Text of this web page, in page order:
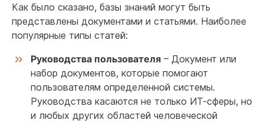
Как было сказано, базы знаний могут быть
представлены документами и статьями. Наиболее
популярные типы статей:
Руководства пользователя – Документ или
набор документов, которые помогают
пользователям определенной системы.
Руководства касаются не только ИТ-сферы, но
и любых других областей человеческой